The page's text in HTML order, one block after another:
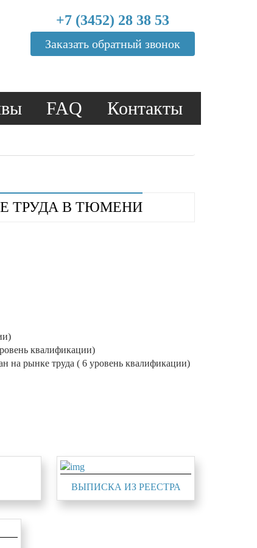
+7 (3452) 28 38 53
Заказать обратный звонок
FAQ Контакты
ТРУДА В ТЮМЕНИ
квалификации)
на рынке труда ( 6 уровень квалификации)
ВЫПИСКА ИЗ РЕЕСТРА